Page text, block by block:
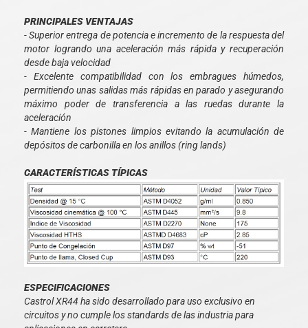
PRINCIPALES VENTAJAS
- Superior entrega de potencia e incremento de la respuesta del
motor logrando una aceleración más rápida y recuperación
desde baja velocidad
- Excelente compatibilidad con los embragues húmedos,
permitiendo unas salidas más rápidas en parado y asegurando
máximo poder de transferencia a las ruedas durante la
aceleración
- Mantiene los pistones limpios evitando la acumulación de
depósitos de carbonilla en los anillos (ring lands)
CARACTERÍSTICAS TÍPICAS
ESPECIFICACIONES
Castrol XR44 ha sido desarrollado para uso exclusivo en
circuitos y no cumple los standards de las industria para